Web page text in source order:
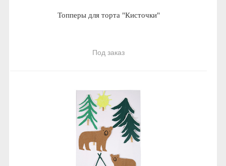
Топперы для торта "Кисточки"
Под заказ